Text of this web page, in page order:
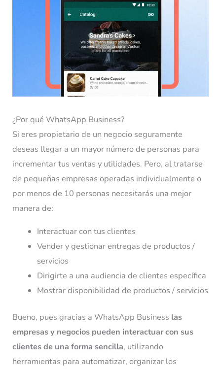
¿Por qué WhatsApp Business?
Si eres propietario de un negocio seguramente
deseas llegar a un mayor número de personas para
incrementar tus ventas y utilidades. Pero, al tratarse
de pequeñas empresas operadas individualmente o
por menos de 10 personas necesitarás una mejor
manera de:
Interactuar con tus clientes
Vender y gestionar entregas de productos /
servicios
Dirigirte a una audiencia de clientes específica
Mostrar disponibilidad de productos / servicios
Bueno, pues gracias a WhatsApp Business las
empresas y negocios pueden interactuar con sus
clientes de una forma sencilla, utilizando
herramientas para automatizar, organizar los